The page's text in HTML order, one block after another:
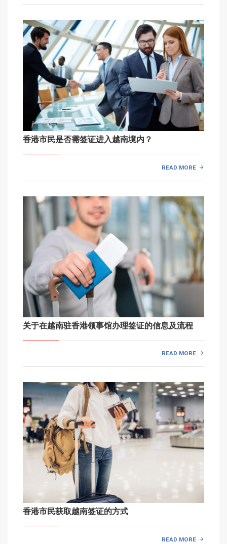
香港市民是否需签证进入越南境内？
READ MORE
关于在越南驻香港领事馆办理签证的信息及流程
READ MORE
香港市民获取越南签证的方式
READ MORE